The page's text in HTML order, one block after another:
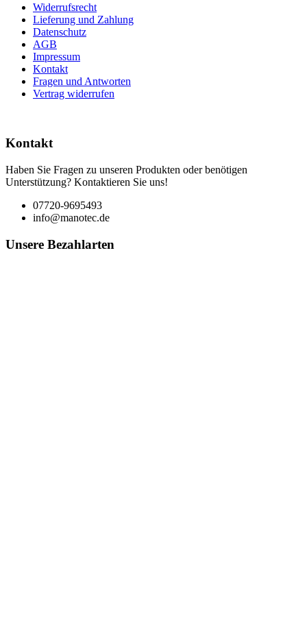
Widerrufsrecht
Lieferung und Zahlung
Datenschutz
AGB
Impressum
Kontakt
Fragen und Antworten
Vertrag widerrufen
Kontakt
Haben Sie Fragen zu unseren Produkten oder benötigen
Unterstützung? Kontaktieren Sie uns!
07720-9695493
info@manotec.de
Unsere Bezahlarten